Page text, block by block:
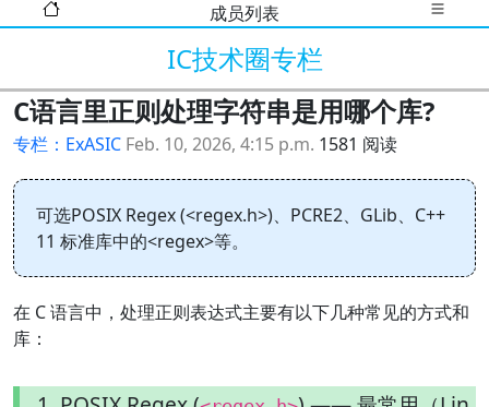
成员列表
IC技术圈专栏
C语言里正则处理字符串是用哪个库?
专栏：ExASIC Feb. 10, 2026, 4:15 p.m. 1581 阅读
可选POSIX Regex (<regex.h>)、PCRE2、GLib、C++
11 标准库中的<regex>等。
在 C 语言中，处理正则表达式主要有以下几种常见的方式和
库：